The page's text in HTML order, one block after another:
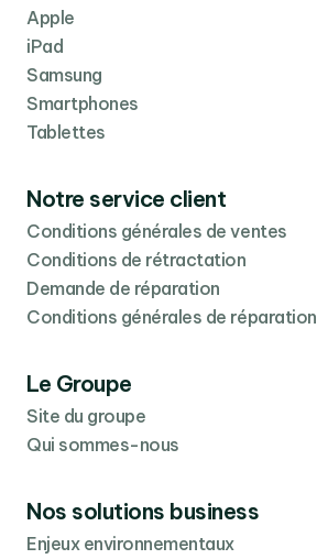
Apple
iPad
Samsung
Smartphones
Tablettes
Notre service client
Conditions générales de ventes
Conditions de rétractation
Demande de réparation
Conditions générales de réparation
Le Groupe
Site du groupe
Qui sommes-nous
Nos solutions business
Enjeux environnementaux